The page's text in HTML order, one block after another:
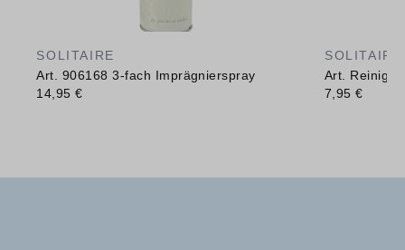
SOLITAIRE
Art. 906168 3-fach Imprägnierspray
14,95 €
SOLITAIRE
Art.
7,95 €